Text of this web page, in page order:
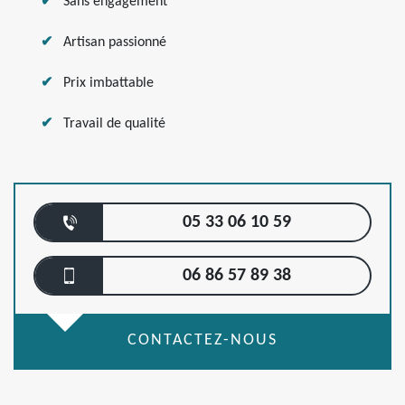
Artisan passionné
Prix imbattable
Travail de qualité
05 33 06 10 59
06 86 57 89 38
CONTACTEZ-NOUS